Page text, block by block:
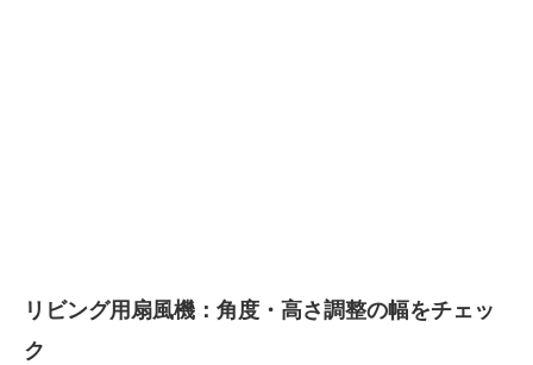
リビング用扇風機：角度・高さ調整の幅をチェッ
ク